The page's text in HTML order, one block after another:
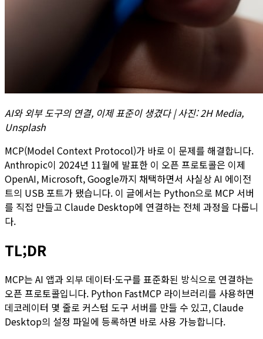
AI와 외부 도구의 연결, 이제 표준이 생겼다 | 사진: 2H Media,
Unsplash
MCP(Model Context Protocol)가 바로 이 문제를 해결합니다.
Anthropic이 2024년 11월에 발표한 이 오픈 프로토콜은 이제
OpenAI, Microsoft, Google까지 채택하면서 사실상 AI 에이전
트의 USB 포트가 됐습니다. 이 글에서는 Python으로 MCP 서버
를 직접 만들고 Claude Desktop에 연결하는 전체 과정을 다룹니
다.
TL;DR
MCP는 AI 앱과 외부 데이터·도구를 표준화된 방식으로 연결하는
오픈 프로토콜입니다. Python FastMCP 라이브러리를 사용하면
데코레이터 몇 줄로 커스텀 도구 서버를 만들 수 있고, Claude
Desktop의 설정 파일에 등록하면 바로 사용 가능합니다.